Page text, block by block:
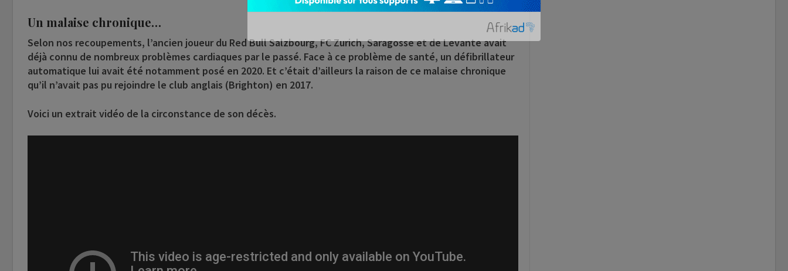
Un malaise chronique…
Selon nos recoupements, l’ancien joueur du Red Bull Salzbourg, FC Zurich, Saragosse et de Levante avait
déjà connu de nombreux problèmes cardiaques par le passé. Face à ce problème de santé, un défibrillateur
automatique lui avait été notamment posé en 2020. Et c’était d’ailleurs la raison de ce malaise chronique
qu’il n’avait pas pu rejoindre le club anglais (Brighton) en 2017.
Voici un extrait vidéo de la circonstance de son décès.